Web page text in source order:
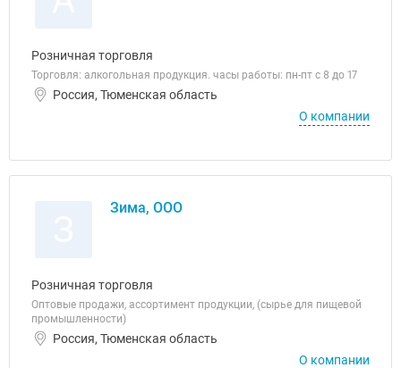
Розничная торговля
Торговля: алкогольная продукция. часы работы: пн-пт с 8 до 17
Россия, Тюменская область
О компании
Зима, ООО
Розничная торговля
Оптовые продажи, ассортимент продукции, (сырье для пищевой
промышленности)
Россия, Тюменская область
О компании